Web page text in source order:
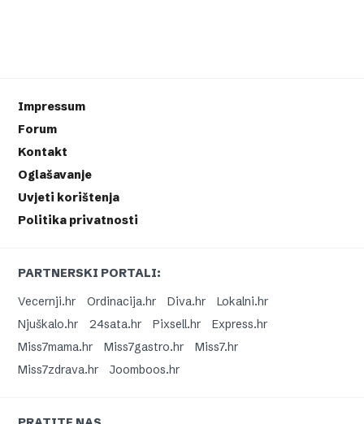
Impressum
Forum
Kontakt
Oglašavanje
Uvjeti korištenja
Politika privatnosti
PARTNERSKI PORTALI:
Vecernji.hr
Ordinacija.hr Diva.hr
Lokalni.hr
Njuškalo.hr
24sata.hr Pixsell.hr
Express.hr
Miss7mama.hr
Miss7gastro.hr
Miss7.hr
Miss7zdrava.hr
Joomboos.hr